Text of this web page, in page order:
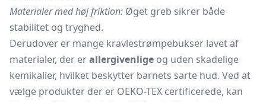
Materialer med høj friktion: Øget greb sikrer både
stabilitet og tryghed.
Derudover er mange kravlestrømpebukser lavet af
materialer, der erallergivenlige og uden skadelige
kemikalier, hvilket beskytter barnets sarte hud. Ved at
vælge produkter der er OEKO-TEX certificerede, kan